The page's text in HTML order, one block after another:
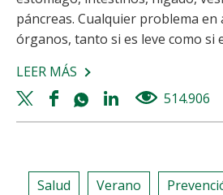
páncreas. Cualquier problema en
órganos, tanto si es leve como si
LEER MÁS SOBRE
DOLOR
ABDOMINAL,
Twitter
share
Facebook
share
Whatsapp
share
Linkedin
share
514.906
Salud Verano